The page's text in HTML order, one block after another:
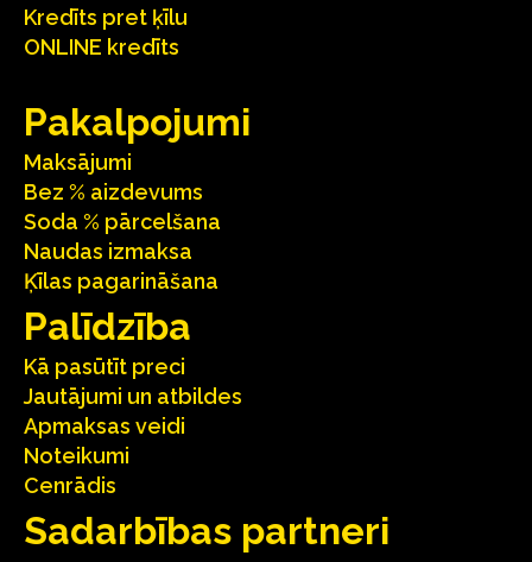
Kredīts pret ķīlu
ONLINE kredīts
Pakalpojumi
Maksājumi
Bez % aizdevums
Soda % pārcelšana
Naudas izmaksa
Ķīlas pagarināšana
Palīdzība
Kā pasūtīt preci
Jautājumi un atbildes
Apmaksas veidi
Noteikumi
Cenrādis
Sadarbības partneri